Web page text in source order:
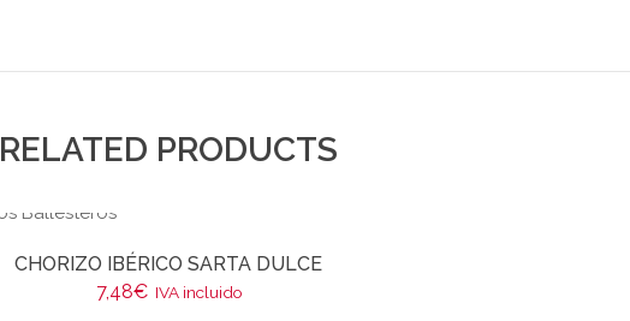
RELATED PRODUCTS
CHORIZO IBÉRICO SARTA DULCE
7,48€ IVA incluido